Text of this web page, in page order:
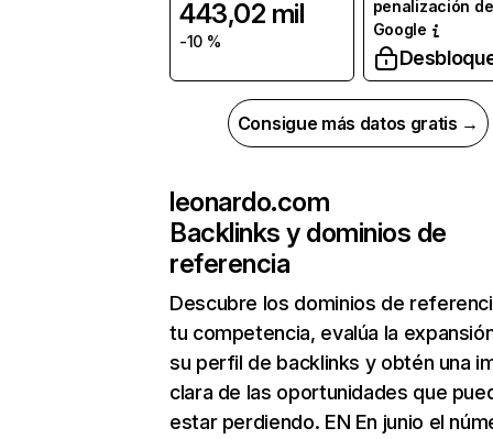
443,02 mil
-10 %
penalización de
Google
Consigue más datos gratis →
leonardo.com
Backlinks y dominios de
referencia
Descubre los dominios de
tu competencia, evalúa la
su perfil de backlinks y obtén una
clara de las oportunidades que
estar perdiendo. EN En junio el